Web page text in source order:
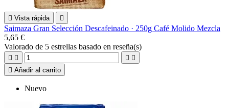
 Vista rápida 
Saimaza Gran Selección Descafeinado · 250g Café Molido Mezcla
5,65 €
Valorado de 5 estrellas basado en reseña(s)
   
 Añadir al carrito
Nuevo